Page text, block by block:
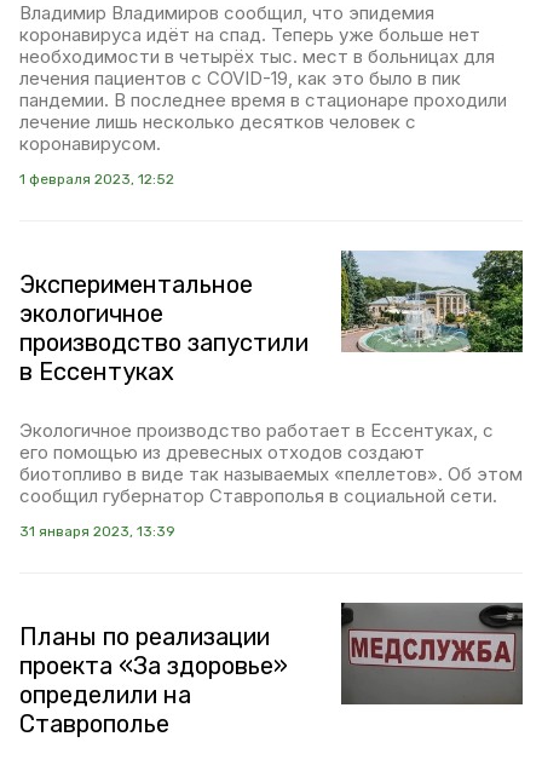
Владимир Владимиров сообщил, что эпидемия
коронавируса идёт на спад. Теперь уже больше нет
необходимости в четырёх тыс. мест в больницах для
лечения пациентов с COVID-19, как это было в пик
пандемии. В последнее время в стационаре проходили
лечение лишь несколько десятков человек с
коронавирусом.
1 февраля 2023, 12:52
Экспериментальное
экологичное
производство запустили
в Ессентуках
Экологичное производство работает в Ессентуках, с
его помощью из древесных отходов создают
биотопливо в виде так называемых «пеллетов». Об этом
сообщил губернатор Ставрополья в социальной сети.
31 января 2023, 13:39
Планы по реализации
проекта «За здоровье»
определили на
Ставрополье